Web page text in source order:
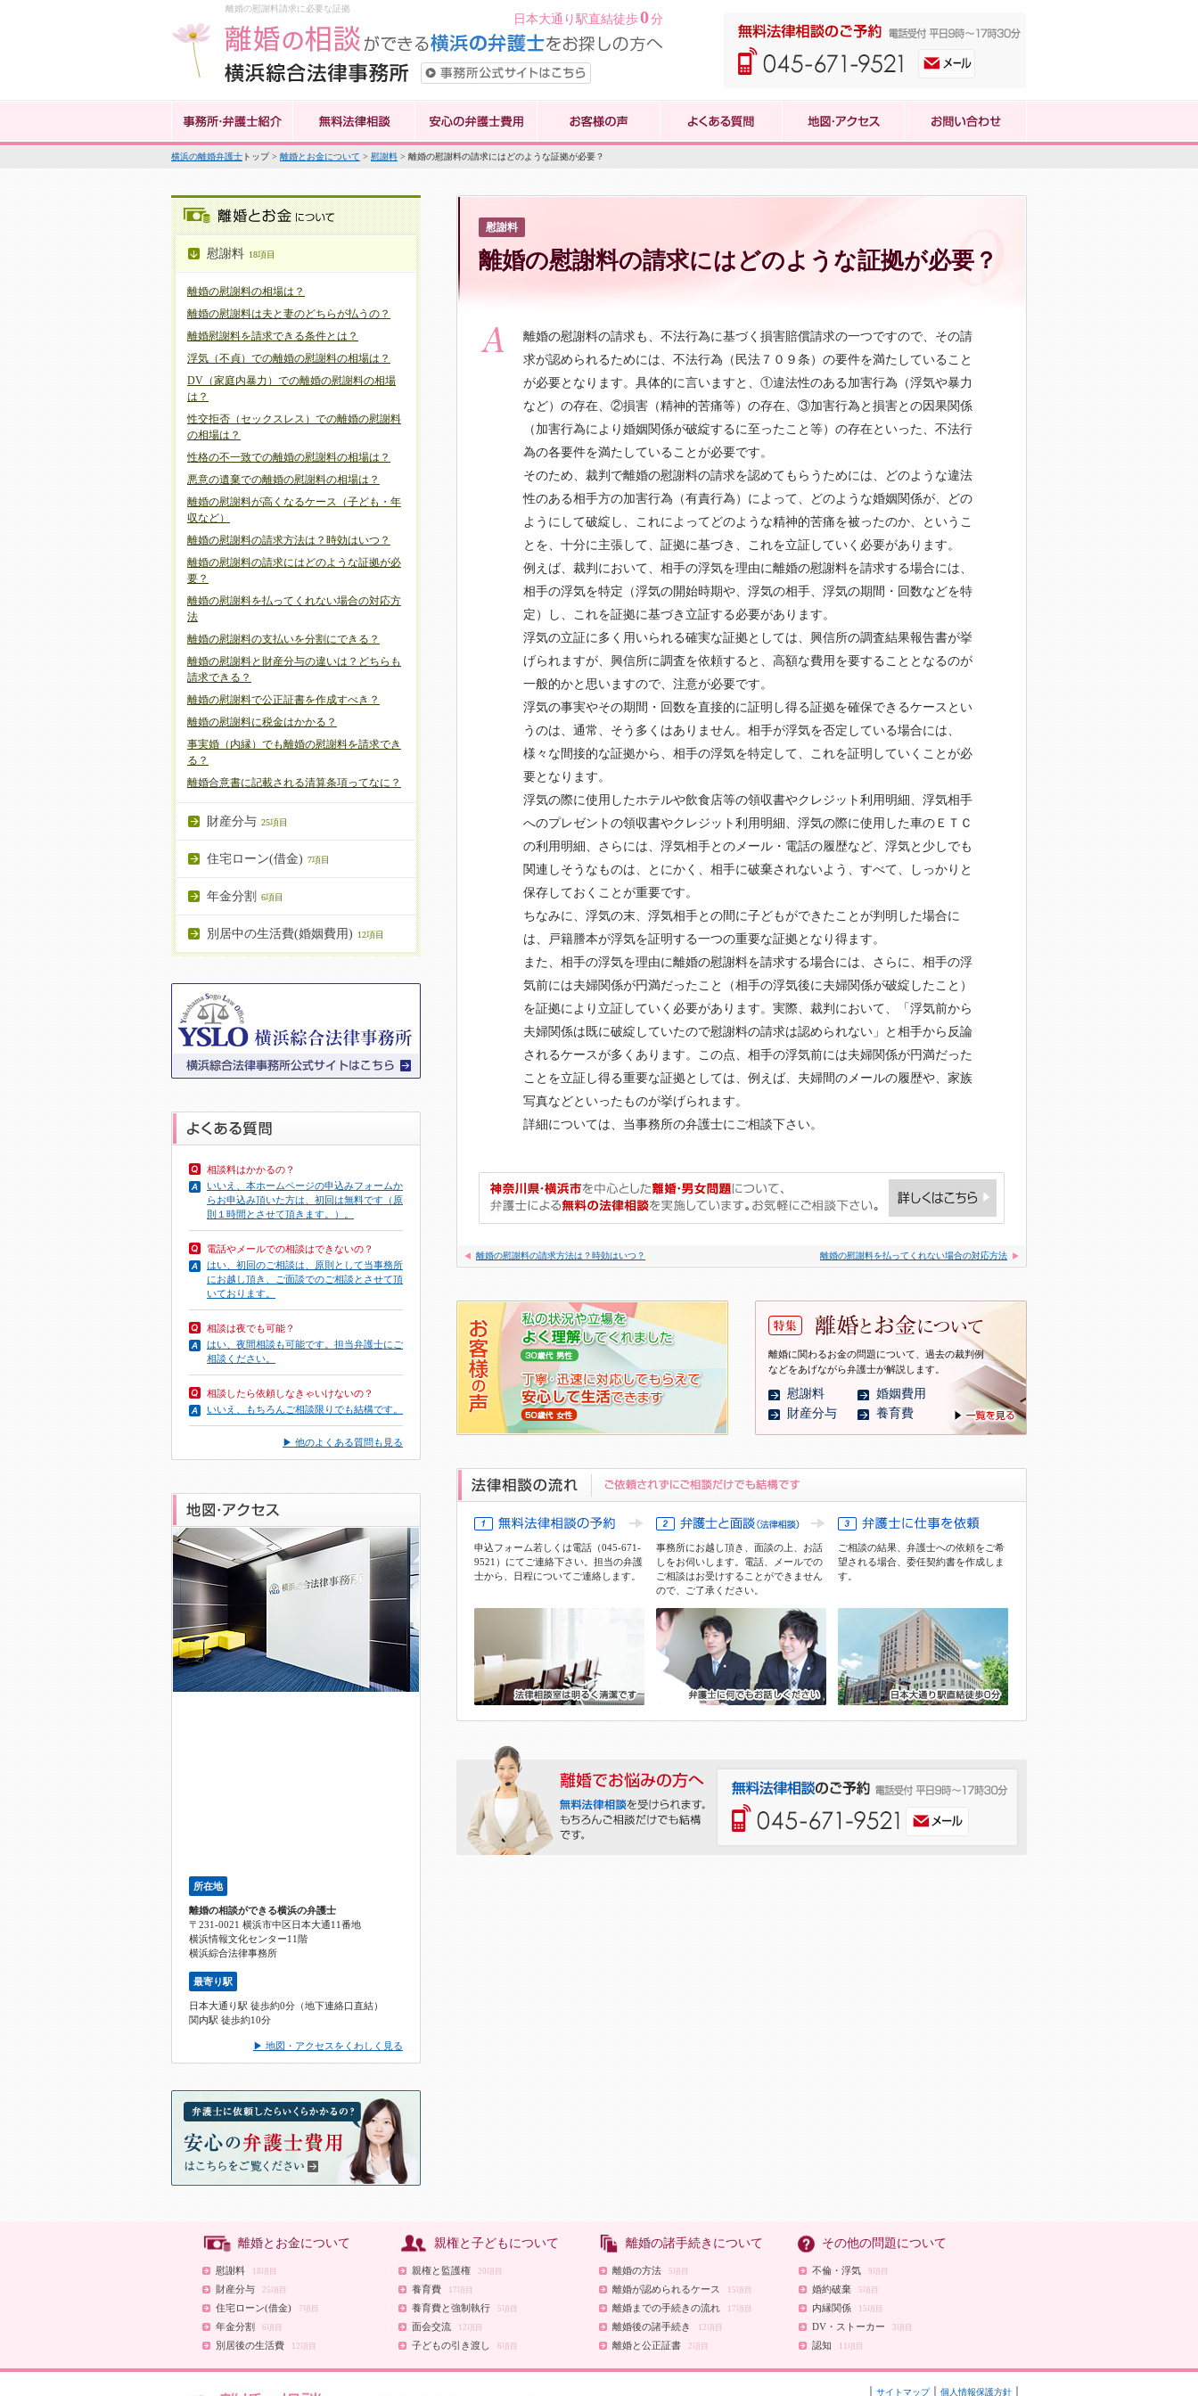
離婚の慰謝料請求に必要な証拠
日本大通り駅直結徒歩0分
横浜の離婚弁護士 トップ > 離婚とお金について > 慰謝料 > 離婚の慰謝料の請求にはどのような証拠が必要？
慰謝料 18項目
離婚の慰謝料の相場は？
離婚の慰謝料は夫と妻のどちらが払うの？
離婚慰謝料を請求できる条件とは？
浮気（不貞）での離婚の慰謝料の相場は？
DV（家庭内暴力）での離婚の慰謝料の相場
は？
性交拒否（セックスレス）での離婚の慰謝料
の相場は？
性格の不一致での離婚の慰謝料の相場は？
悪意の遺棄での離婚の慰謝料の相場は？
離婚の慰謝料が高くなるケース（子ども・年
収など）
離婚の慰謝料の請求方法は？時効はいつ？
離婚の慰謝料の請求にはどのような証拠が必
要？
離婚の慰謝料を払ってくれない場合の対応方
法
離婚の慰謝料の支払いを分割にできる？
離婚の慰謝料と財産分与の違いは？どちらも
請求できる？
離婚の慰謝料で公正証書を作成すべき？
離婚の慰謝料に税金はかかる？
事実婚（内縁）でも離婚の慰謝料を請求でき
る？
離婚合意書に記載される清算条項ってなに？
財産分与 25項目
住宅ローン(借金) 7項目
年金分割 6項目
別居中の生活費(婚姻費用) 12項目
相談料はかかるの？
いいえ、本ホームページの申込みフォームか
らお申込み頂いた方は、初回は無料です（原
則１時間とさせて頂きます。）。
電話やメールでの相談はできないの？
はい、初回のご相談は、原則として当事務所
にお越し頂き、ご面談でのご相談とさせて頂
いております。
相談は夜でも可能？
はい、夜間相談も可能です。担当弁護士にご
相談ください。
相談したら依頼しなきゃいけないの？
いいえ、もちろんご相談限りでも結構です。
▶ 他のよくある質問も見る
所在地
離婚の相談ができる横浜の弁護士
〒231-0021 横浜市中区日本大通11番地
横浜情報文化センター11階
横浜綜合法律事務所
最寄り駅
日本大通り駅 徒歩約0分（地下連絡口直結）
関内駅 徒歩約10分
▶ 地図・アクセスをくわしく見る
慰謝料
離婚の慰謝料の請求にはどのような証拠が必要？
離婚の慰謝料の請求も、不法行為に基づく損害賠償請求の一つですので、その請
求が認められるためには、不法行為（民法７０９条）の要件を満たしていること
が必要となります。具体的に言いますと、①違法性のある加害行為（浮気や暴力
など）の存在、②損害（精神的苦痛等）の存在、③加害行為と損害との因果関係
（加害行為により婚姻関係が破綻するに至ったこと等）の存在といった、不法行
為の各要件を満たしていることが必要です。
そのため、裁判で離婚の慰謝料の請求を認めてもらうためには、どのような違法
性のある相手方の加害行為（有責行為）によって、どのような婚姻関係が、どの
ようにして破綻し、これによってどのような精神的苦痛を被ったのか、というこ
とを、十分に主張して、証拠に基づき、これを立証していく必要があります。
例えば、裁判において、相手の浮気を理由に離婚の慰謝料を請求する場合には、
相手の浮気を特定（浮気の開始時期や、浮気の相手、浮気の期間・回数などを特
定）し、これを証拠に基づき立証する必要があります。
浮気の立証に多く用いられる確実な証拠としては、興信所の調査結果報告書が挙
げられますが、興信所に調査を依頼すると、高額な費用を要することとなるのが
一般的かと思いますので、注意が必要です。
浮気の事実やその期間・回数を直接的に証明し得る証拠を確保できるケースとい
うのは、通常、そう多くはありません。相手が浮気を否定している場合には、
様々な間接的な証拠から、相手の浮気を特定して、これを証明していくことが必
要となります。
浮気の際に使用したホテルや飲食店等の領収書やクレジット利用明細、浮気相手
へのプレゼントの領収書やクレジット利用明細、浮気の際に使用した車のＥＴＣ
の利用明細、さらには、浮気相手とのメール・電話の履歴など、浮気と少しでも
関連しそうなものは、とにかく、相手に破棄されないよう、すべて、しっかりと
保存しておくことが重要です。
ちなみに、浮気の末、浮気相手との間に子どもができたことが判明した場合に
は、戸籍謄本が浮気を証明する一つの重要な証拠となり得ます。
また、相手の浮気を理由に離婚の慰謝料を請求する場合には、さらに、相手の浮
気前には夫婦関係が円満だったこと（相手の浮気後に夫婦関係が破綻したこと）
を証拠により立証していく必要があります。実際、裁判において、「浮気前から
夫婦関係は既に破綻していたので慰謝料の請求は認められない」と相手から反論
されるケースが多くあります。この点、相手の浮気前には夫婦関係が円満だった
ことを立証し得る重要な証拠としては、例えば、夫婦間のメールの履歴や、家族
写真などといったものが挙げられます。
詳細については、当事務所の弁護士にご相談下さい。
離婚の慰謝料の請求方法は？時効はいつ？ 離婚の慰謝料を払ってくれない場合の対応方法
離婚に関わるお金の問題について、過去の裁判例
などをあげながら弁護士が解説します。
慰謝料
婚姻費用
財産分与
養育費
申込フォーム若しくは電話（045-671-
9521）にてご連絡下さい。担当の弁護
士から、日程についてご連絡します。
事務所にお越し頂き、面談の上、お話
しをお伺いします。電話、メールでの
ご相談はお受けすることができません
ので、ご了承ください。
ご相談の結果、弁護士への依頼をご希
望される場合、委任契約書を作成しま
す。
離婚とお金について
慰謝料 18項目
財産分与 25項目
住宅ローン(借金) 7項目
年金分割 6項目
別居後の生活費 12項目
親権と子どもについて
親権と監護権 20項目
養育費 17項目
養育費と強制執行 5項目
面会交流 12項目
子どもの引き渡し 6項目
離婚の諸手続きについて
離婚の方法 5項目
離婚が認められるケース 15項目
離婚までの手続きの流れ 17項目
離婚後の諸手続き 12項目
離婚と公正証書 2項目
その他の問題について
不倫・浮気 9項目
婚約破棄 5項目
内縁関係 15項目
DV・ストーカー 3項目
認知 11項目
サイトマップ 個人情報保護方針